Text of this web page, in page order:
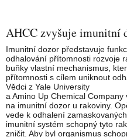
AHCC zvyšuje imunitní
Imunitní dozor představuje
odhalování přítomnosti rozvoje
buňky vlastní mechanismus,
přítomnosti s cílem uniknout
Vědci z Yale University
a Amino Up Chemical
na imunitní dozor u rakoviny.
vede k odhalení
imunitní systém schopný tyto
zničit. Aby byl organismus